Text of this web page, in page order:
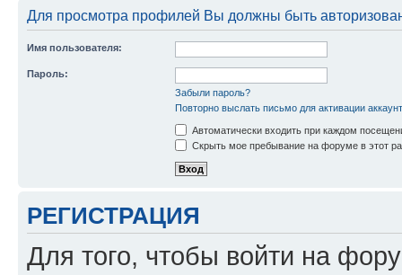
Для просмотра профилей Вы должны быть
Имя пользователя:
Пароль:
Забыли пароль?
Повторно выслать письмо для активации
Автоматически входить при каждом
Скрыть мое пребывание на форуме в этот
РЕГИСТРАЦИЯ
Для того, чтобы войти на